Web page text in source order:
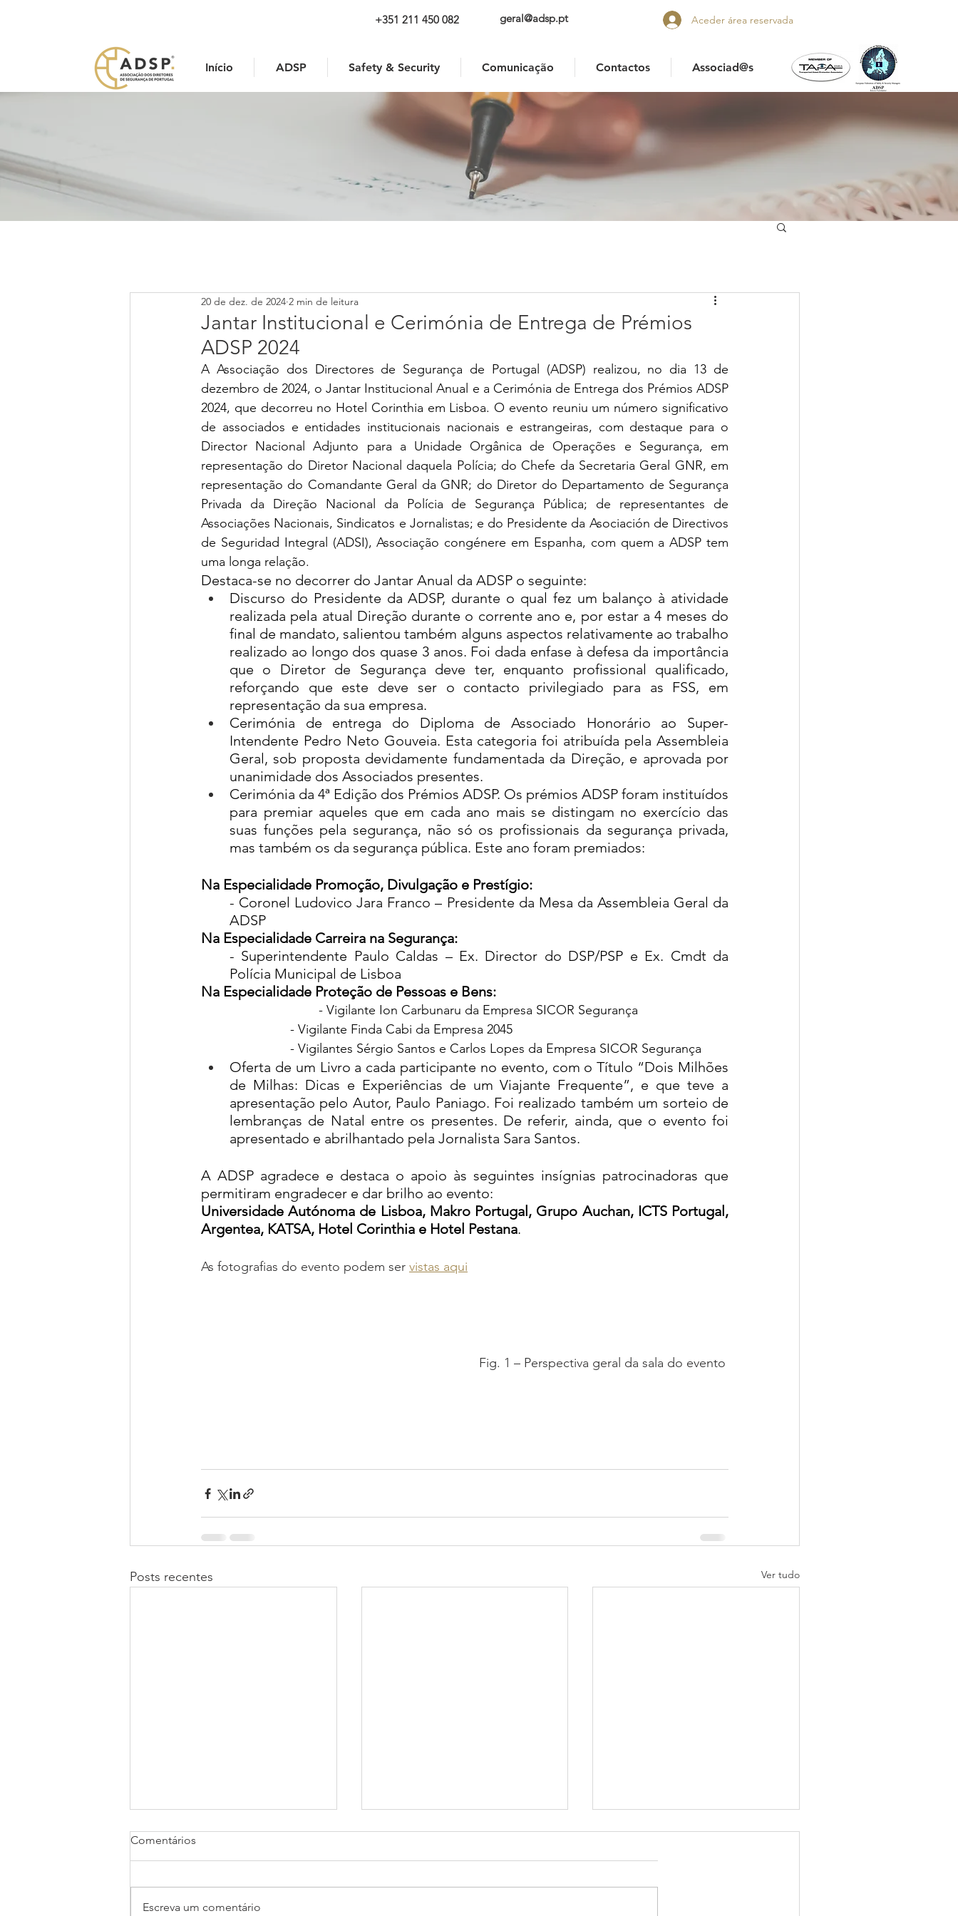
+351 211 450 082 geral@adsp.pt Aceder área reservada
Início ADSP Safety & Security Comunicação Contactos Associad@s
Jantar Institucional e Cerimónia de Entrega de Prémios
ADSP 2024
20 de dez. de 2024 2 min de leitura
A Associação dos Directores de Segurança de Portugal (ADSP) realizou, no dia 13 de
dezembro de 2024, o Jantar Institucional Anual e a Cerimónia de Entrega dos Prémios ADSP
2024, que decorreu no Hotel Corinthia em Lisboa. O evento reuniu um número significativo
de associados e entidades institucionais nacionais e estrangeiras, com destaque para o
Director Nacional Adjunto para a Unidade Orgânica de Operações e Segurança, em
representação do Diretor Nacional daquela Polícia; do Chefe da Secretaria Geral GNR, em
representação do Comandante Geral da GNR; do Diretor do Departamento de Segurança
Privada da Direção Nacional da Polícia de Segurança Pública; de representantes de
Associações Nacionais, Sindicatos e Jornalistas; e do Presidente da Asociación de Directivos
de Seguridad Integral (ADSI), Associação congénere em Espanha, com quem a ADSP tem
uma longa relação.
Destaca-se no decorrer do Jantar Anual da ADSP o seguinte:
Discurso do Presidente da ADSP, durante o qual fez um balanço à atividade
realizada pela atual Direção durante o corrente ano e, por estar a 4 meses do
final de mandato, salientou também alguns aspectos relativamente ao trabalho
realizado ao longo dos quase 3 anos. Foi dada enfase à defesa da importância
que o Diretor de Segurança deve ter, enquanto profissional qualificado,
reforçando que este deve ser o contacto privilegiado para as FSS, em
representação da sua empresa.
Cerimónia de entrega do Diploma de Associado Honorário ao Super-
Intendente Pedro Neto Gouveia. Esta categoria foi atribuída pela Assembleia
Geral, sob proposta devidamente fundamentada da Direção, e aprovada por
unanimidade dos Associados presentes.
Cerimónia da 4ª Edição dos Prémios ADSP. Os prémios ADSP foram instituídos
para premiar aqueles que em cada ano mais se distingam no exercício das
suas funções pela segurança, não só os profissionais da segurança privada,
mas também os da segurança pública. Este ano foram premiados:
Na Especialidade Promoção, Divulgação e Prestígio:
- Coronel Ludovico Jara Franco – Presidente da Mesa da Assembleia Geral da
ADSP
Na Especialidade Carreira na Segurança:
- Superintendente Paulo Caldas – Ex. Director do DSP/PSP e Ex. Cmdt da
Polícia Municipal de Lisboa
Na Especialidade Proteção de Pessoas e Bens:
         - Vigilante Ion Carbunaru da Empresa SICOR Segurança
         - Vigilante Finda Cabi da Empresa 2045
         - Vigilantes Sérgio Santos e Carlos Lopes da Empresa SICOR Segurança
Oferta de um Livro a cada participante no evento, com o Título “Dois Milhões
de Milhas: Dicas e Experiências de um Viajante Frequente”, e que teve a
apresentação pelo Autor, Paulo Paniago. Foi realizado também um sorteio de
lembranças de Natal entre os presentes. De referir, ainda, que o evento foi
apresentado e abrilhantado pela Jornalista Sara Santos.
A ADSP agradece e destaca o apoio às seguintes insígnias patrocinadoras que
permitiram engradecer e dar brilho ao evento:
Universidade Autónoma de Lisboa, Makro Portugal, Grupo Auchan, ICTS Portugal,
Argentea, KATSA, Hotel Corinthia e Hotel Pestana.
As fotografias do evento podem ser vistas aqui
Fig. 1 – Perspectiva geral da sala do evento
Posts recentes Ver tudo
Comentários
Escreva um comentário